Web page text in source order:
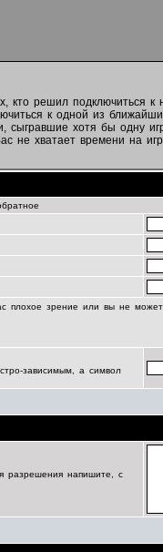
кто решил
к одной из
сыгравшие хотя бы одну
хватает времени на
плохое зрение или вы не
зависимым, а символ
разрешения напишите, с